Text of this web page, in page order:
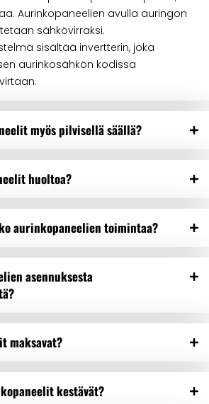
Aurinkopaneelien avulla auringon
sähkövirraksi.
sisältää invertterin, joka
aurinkosähkön kodissa
myös pilvisellä säällä?
huoltoa?
aurinkopaneelien toimintaa?
asennuksesta
maksavat?
kestävät?